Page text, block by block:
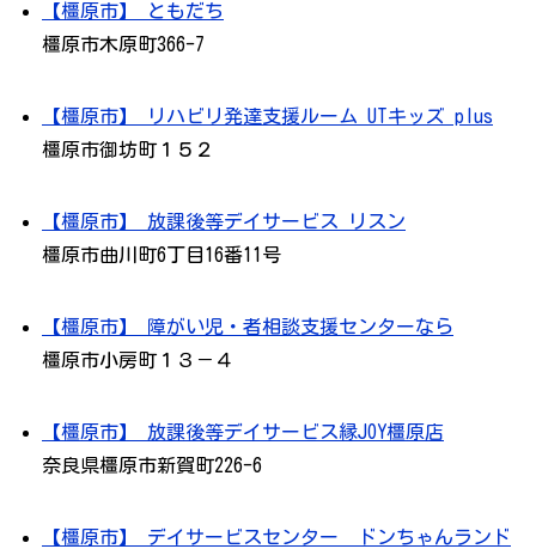
【橿原市】 ともだち
橿原市木原町366-7
【橿原市】 リハビリ発達支援ルーム UTキッズ plus
橿原市御坊町１５２
【橿原市】 放課後等デイサービス リスン
橿原市曲川町6丁目16番11号
【橿原市】 障がい児・者相談支援センターなら
橿原市小房町１３－４
【橿原市】 放課後等デイサービス縁JOY橿原店
奈良県橿原市新賀町226-6
【橿原市】 デイサービスセンター ドンちゃんランド